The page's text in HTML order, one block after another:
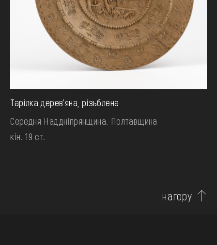
Тарілка дерев'яна, різьблена
Середня Наддніпрянщина. Полтавщина
кін. 19 ст.
нагору